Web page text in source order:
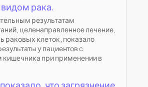
рака.
результатам
целенаправленное лечение,
раковых клеток, показало
у пациентов с
при применении в
что загрязнение